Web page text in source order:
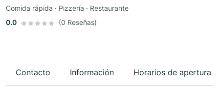
Comida rápida · Pizzería · Restaurante
0.0
(0 Reseñas)
Contacto Información Horarios de apertura